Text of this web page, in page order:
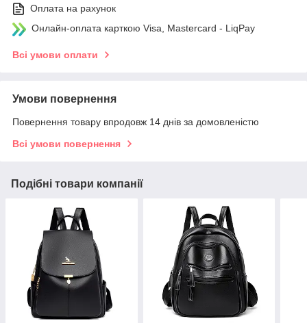
Оплата на рахунок
Онлайн-оплата карткою Visa, Mastercard - LiqPay
Всі умови оплати
Умови повернення
Повернення товару впродовж 14 днів за домовленістю
Всі умови повернення
Подібні товари компанії